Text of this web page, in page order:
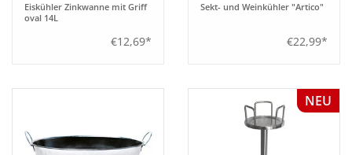
Eiskühler Zinkwanne mit Griff
oval 14L
€12,69*
Sekt- und Weinkühler "Artico"
€22,99*
NEU